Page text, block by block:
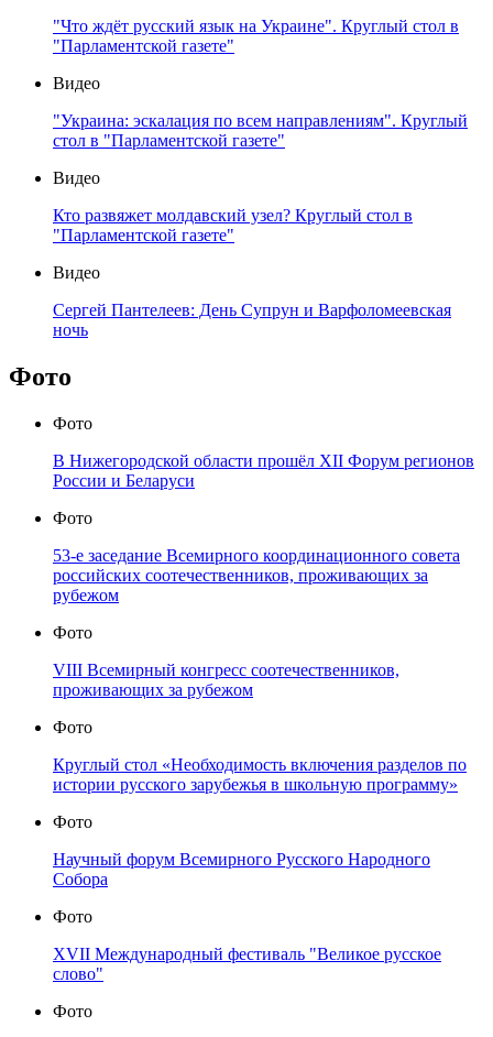
"Что ждёт русский язык на Украине". Круглый стол в
"Парламентской газете"
Видео
"Украина: эскалация по всем направлениям". Круглый
стол в "Парламентской газете"
Видео
Кто развяжет молдавский узел? Круглый стол в
"Парламентской газете"
Видео
Сергей Пантелеев: День Супрун и Варфоломеевская
ночь
Фото
Фото
В Нижегородской области прошёл XII Форум регионов
России и Беларуси
Фото
53-е заседание Всемирного координационного совета
российских соотечественников, проживающих за
рубежом
Фото
VIII Всемирный конгресс соотечественников,
проживающих за рубежом
Фото
Круглый стол «Необходимость включения разделов по
истории русского зарубежья в школьную программу»
Фото
Научный форум Всемирного Русского Народного
Собора
Фото
XVII Международный фестиваль "Великое русское
слово"
Фото